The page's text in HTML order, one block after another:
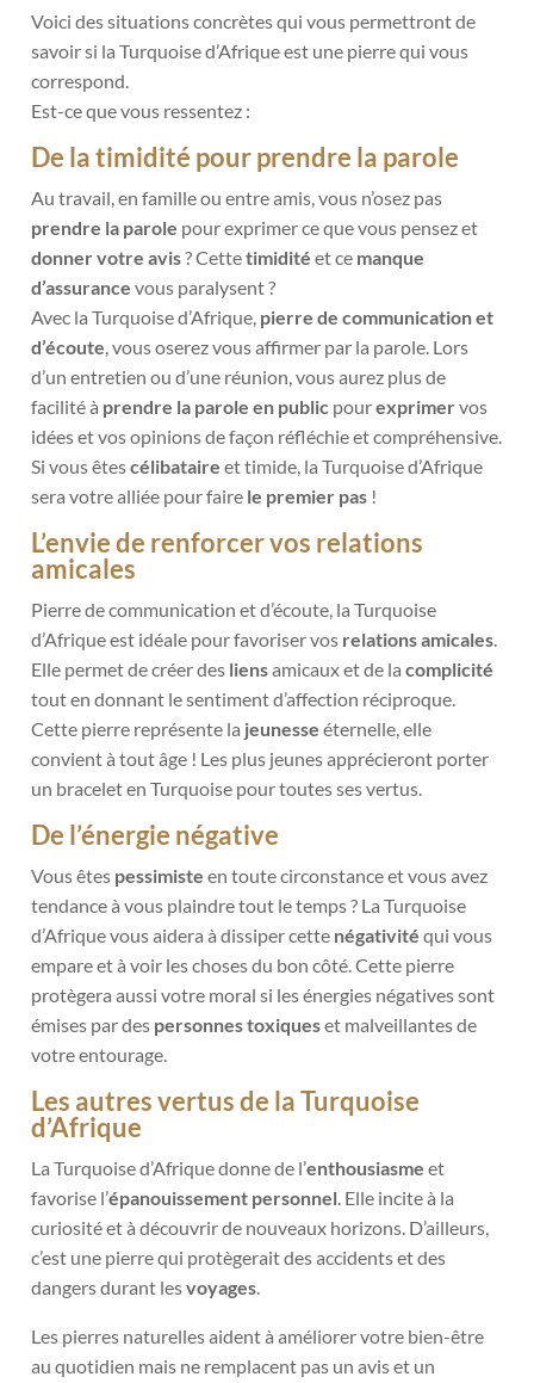
Voici des situations concrètes qui vous permettront de
savoir si la Turquoise d’Afrique est une pierre qui vous
correspond.
Est-ce que vous ressentez :
De la timidité pour prendre la parole
Au travail, en famille ou entre amis, vous n’osez pas
prendre la parole pour exprimer ce que vous pensez et
donner votre avis? Cettetimiditéet ce manque
d’assurance vous paralysent ?
Avec la Turquoise d’Afrique, pierre de communication et
d’écoute, vous oserez vous affirmer par la parole. Lors
d’un entretien ou d’une réunion, vous aurez plus de
facilité à prendre la parole en public pourexprimervos
idées et vos opinions de façon réfléchie et compréhensive.
Si vous êtescélibataire et timide, la Turquoise d’Afrique
sera votre alliée pour faire le premier pas !
L’envie de renforcer vos relations
amicales
Pierre de communication et d’écoute, la Turquoise
d’Afrique est idéale pour favoriser vos relations amicales.
Elle permet de créer des liensamicaux et de lacomplicité
tout en donnant le sentiment d’affection réciproque.
Cette pierre représente la jeunesse éternelle, elle
convient à tout âge ! Les plus jeunes apprécieront porter
un bracelet en Turquoise pour toutes ses vertus.
De l’énergie négative
Vous êtes pessimiste en toute circonstance et vous avez
tendance à vous plaindre tout le temps ? La Turquoise
d’Afrique vous aidera à dissiper cette négativité qui vous
empare et à voir les choses du bon côté. Cette pierre
protègera aussi votre moral si les énergies négatives sont
émises par des personnes toxiqueset malveillantes de
votre entourage.
Les autres vertus de la Turquoise
d’Afrique
La Turquoise d’Afrique donne de l’enthousiasme et
favorise l’épanouissement personnel. Elle incite à la
curiosité et à découvrir de nouveaux horizons. D’ailleurs,
c’est une pierre qui protègerait des accidents et des
dangers durant lesvoyages.
Les pierres naturelles aident à améliorer votre bien-être
au quotidien mais ne remplacent pas un avis et un